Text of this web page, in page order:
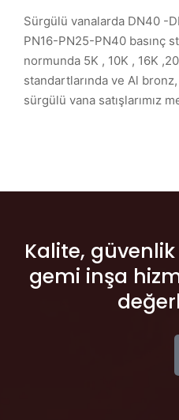
Sürgülü vanalarda DN40 -
PN16-PN25-PN40 basınç
normunda 5K , 10K , 16K
standartlarında ve Al
sürgülü vana satışlarımız
Kalite, güvenlik
gemi inşa